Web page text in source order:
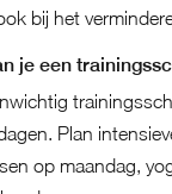
bij het
je een
Plan
op maandag,